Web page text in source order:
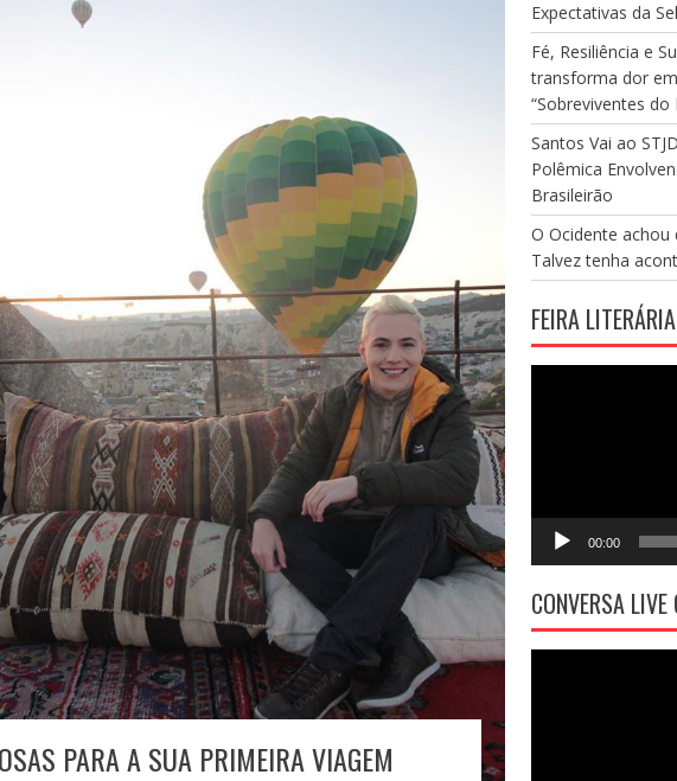
PARA A SUA PRIMEIRA VIAGEM
Expectativas da
Fé, Resiliência e
transforma dor
“Sobreviventes do
Santos Vai ao
Polêmica
Brasileirão
O Ocidente achou
Talvez tenha
FEIRA LITERÁRIA
00:00
CONVERSA